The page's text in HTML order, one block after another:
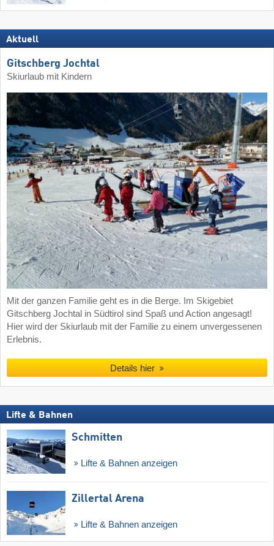
Aktuell
Gitschberg Jochtal
Skiurlaub mit Kindern
Mit der ganzen Familie geht es in die Berge. Im Skigebiet
Gitschberg Jochtal in Südtirol sind Spaß und Action angesagt!
Hier wird der Skiurlaub mit der Familie zu einem unvergessenen
Erlebnis.
Details hier
Lifte & Bahnen
Schmitten
Lifte & Bahnen anzeigen
Zillertal Arena
Lifte & Bahnen anzeigen